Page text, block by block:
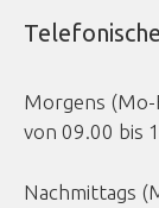
Morgens (Mo-
von 09.00 bis
Nachmittags